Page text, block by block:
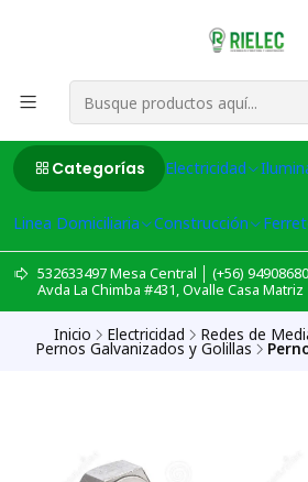
Categorías Electricidad
Linea Domiciliaria Construcción
532633497 Mesa Central │ (+56)
Avda La Chimba #431, Ovalle Casa Matriz
Inicio Electricidad Redes de
Pernos Galvanizados y Golillas